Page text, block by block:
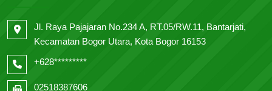
Jl. Raya Pajajaran No.234 A, RT.05/RW.11, Bantarjati,
Kecamatan Bogor Utara, Kota Bogor 16153
+628*********
02518387606